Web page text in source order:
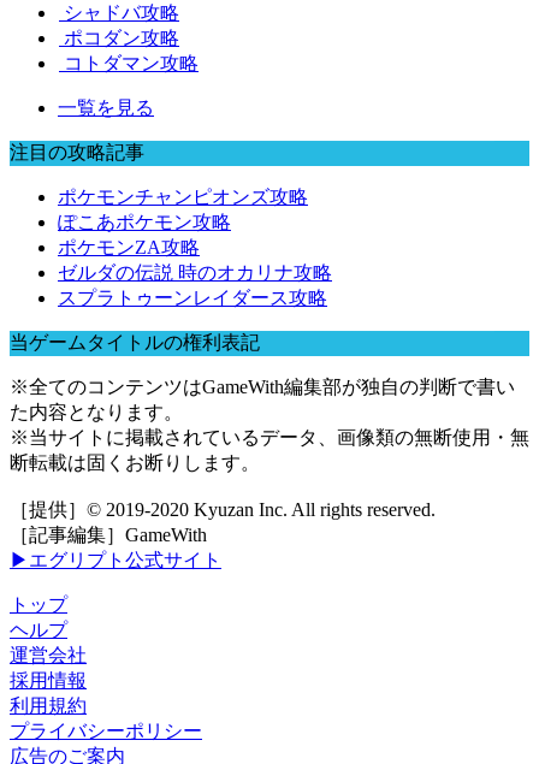
シャドバ攻略
ポコダン攻略
コトダマン攻略
一覧を見る
注目の攻略記事
ポケモンチャンピオンズ攻略
ぽこあポケモン攻略
ポケモンZA攻略
ゼルダの伝説 時のオカリナ攻略
スプラトゥーンレイダース攻略
当ゲームタイトルの権利表記
※全てのコンテンツはGameWith編集部が独自の判断で書い
た内容となります。
※当サイトに掲載されているデータ、画像類の無断使用・無
断転載は固くお断りします。
［提供］© 2019-2020 Kyuzan Inc. All rights reserved.
［記事編集］GameWith
▶エグリプト公式サイト
トップ
ヘルプ
運営会社
採用情報
利用規約
プライバシーポリシー
広告のご案内